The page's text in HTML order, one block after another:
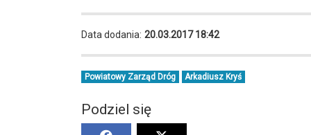
Data dodania: 20.03.2017 18:42
Powiatowy Zarząd Dróg Arkadiusz Kryś
Podziel się